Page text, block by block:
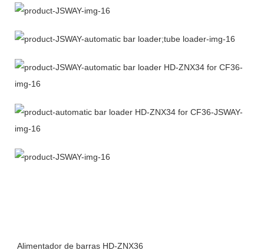
Alimentador de barras HD-ZNX36